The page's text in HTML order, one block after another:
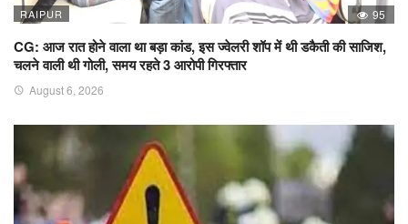
RAIPUR 95
CG: आज रात होने वाला था बड़ा कांड, इस ज्वेलरी शॉप में थी डकैती की साजिश,
चलने वाली थी गोली, समय रहते 3 आरोपी गिरफ्तार
August 6, 2026